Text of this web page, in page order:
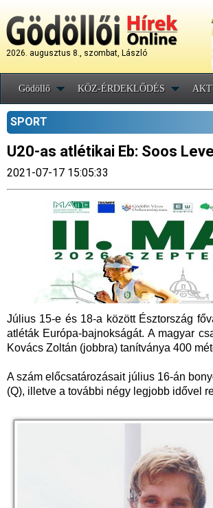
2026. augusztus 8., szombat, László
Gödöllő KÖZ-ÉRDEKLŐDÉS
SPORT
U20-as atlétikai Eb: Soos
2021-07-17 15:05:33
Július 15-e és 18-a között Észtország
atléták Európa-bajnokságát. A magyar
Kovács Zoltán (jobbra) tanítványa 400
A szám előcsatározásait július 16-án
(Q), illetve a további négy legjobb idővel